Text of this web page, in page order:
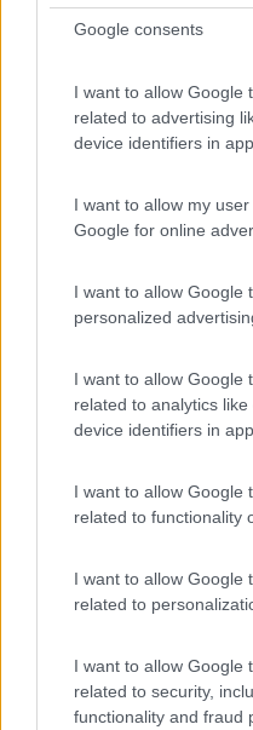
Google consents
I want to allow Google
related to advertising
device identifiers in
I want to allow my
Google for online
I want to allow Google
personalized
I want to allow Google
related to analytics
device identifiers in
I want to allow Google
related to functionality
I want to allow Google
related to
I want to allow Google
related to security,
functionality and fraud
Valdobbiadene (TV) - 69km
Via Callonga, 12
Area di sosta (PS)
Camping am Berg
Bergfriede
Servizi / Posizione